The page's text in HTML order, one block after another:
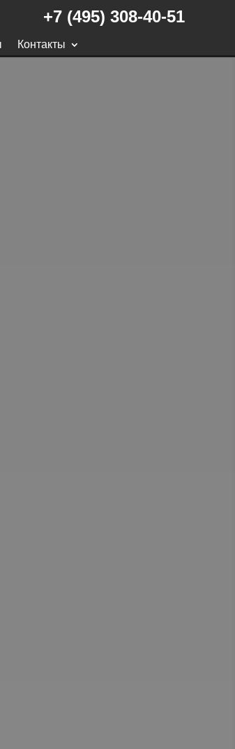
+7 (495) 308-40-51
Контакты